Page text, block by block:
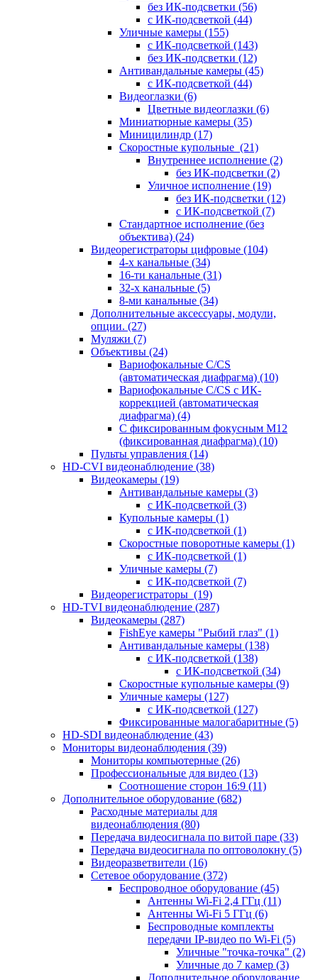
без ИК-подсветки (56)
с ИК-подсветкой (44)
Уличные камеры (155)
с ИК-подсветкой (143)
без ИК-подсветки (12)
Антивандальные камеры (45)
с ИК-подсветкой (44)
Видеоглазки (6)
Цветные видеоглазки (6)
Миниатюрные камеры (35)
Миницилиндр (17)
Скоростные купольные (21)
Внутреннее исполнение (2)
без ИК-подсветки (2)
Уличное исполнение (19)
без ИК-подсветки (12)
с ИК-подсветкой (7)
Стандартное исполнение (без
объектива) (24)
Видеорегистраторы цифровые (104)
4-х канальные (34)
16-ти канальные (31)
32-х канальные (5)
8-ми канальные (34)
Дополнительные аксессуары, модули,
опции. (27)
Муляжи (7)
Объективы (24)
Вариофокальные C/CS
(автоматическая диафрагма) (10)
Вариофокальные C/CS с ИК-
коррекцией (автоматическая
диафрагма) (4)
С фиксированным фокусным М12
(фиксированная диафрагма) (10)
Пульты управления (14)
HD-CVI видеонаблюдение (38)
Видеокамеры (19)
Антивандальные камеры (3)
с ИК-подсветкой (3)
Купольные камеры (1)
с ИК-подсветкой (1)
Скоростные поворотные камеры (1)
с ИК-подсветкой (1)
Уличные камеры (7)
с ИК-подсветкой (7)
Видеорегистраторы (19)
HD-TVI видеонаблюдение (287)
Видеокамеры (287)
FishEye камеры "Рыбий глаз" (1)
Антивандальные камеры (138)
с ИК-подсветкой (138)
с ИК-подсветкой (34)
Скоростные купольные камеры (9)
Уличные камеры (127)
с ИК-подсветкой (127)
Фиксированные малогабаритные (5)
HD-SDI видеонаблюдение (43)
Мониторы видеонаблюдения (39)
Мониторы компьютерные (26)
Профессиональные для видео (13)
Соотношение сторон 16:9 (11)
Дополнительное оборудование (682)
Расходные материалы для
видеонаблюдения (80)
Передача видеосигнала по витой паре (33)
Передача видеосигнала по оптоволокну (5)
Видеоразветвители (16)
Сетевое оборудование (372)
Беспроводное оборудование (45)
Антенны Wi-Fi 2,4 ГГц (11)
Антенны Wi-Fi 5 ГГц (6)
Беспроводные комплекты
передачи IP-видео по Wi-Fi (5)
Уличные "точка-точка" (2)
Уличные до 7 камер (3)
Дополнительное оборудование